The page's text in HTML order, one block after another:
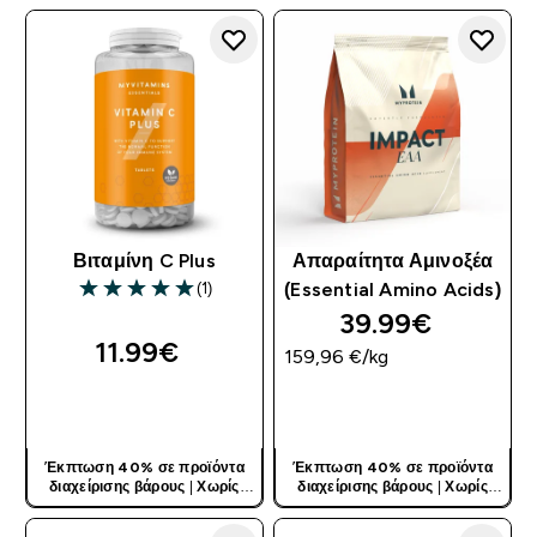
Βιταμίνη C Plus
5 out of 5 stars
(1)
11.99€‎
Έκπτωση 40% σε προϊόντα
διαχείρισης βάρους |Χωρίς
Κωδικό
Απαραίτητα Αμινοξέα
(Essential Amino Acids)
39.99€‎
159,96 €‎/kg
Έκπτωση 40% σε προϊόντα
διαχείρισης βάρους |Χωρίς
Κωδικό